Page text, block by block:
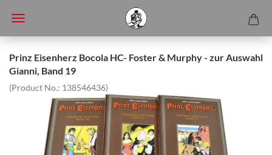
Prinz Eisenherz Bocola HC- Foster & Murphy - zur Auswahl
Gianni, Band 19
(Product No.: 138546436)